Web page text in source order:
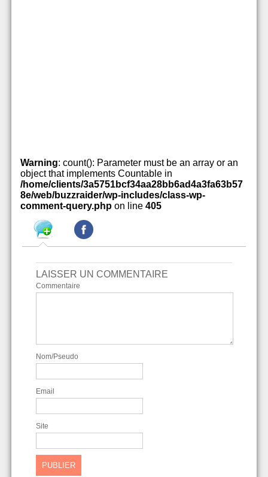
Warning: count(): Parameter must be an array or an
object that implements Countable in
/home/clients/3a5751bcf34aa28bb6ad4a3fa63b57
8e/web/buzzraider/wp-includes/class-wp-
comment-query.php on line 405
LAISSER UN COMMENTAIRE
Commentaire
Nom/Pseudo
Email
Site